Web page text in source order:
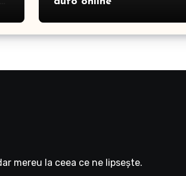
mereu la ceea ce ne lipseşte.